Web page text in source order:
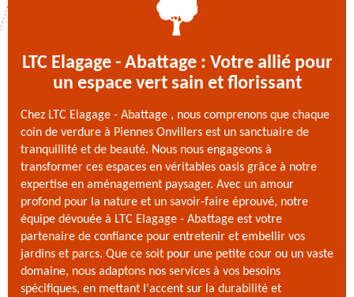
LTC Elagage - Abattage : Votre allié pour
un espace vert sain et florissant
Chez LTC Elagage - Abattage , nous comprenons que chaque
coin de verdure à Piennes Onvillers est un sanctuaire de
tranquillité et de beauté. Nous nous engageons à
transformer ces espaces en véritables oasis grâce à notre
expertise en aménagement paysager. Avec un amour
profond pour la nature et un savoir-faire éprouvé, notre
équipe dévouée à LTC Elagage - Abattage est votre
partenaire de confiance pour entretenir et embellir vos
jardins et parcs. Que ce soit pour une petite cour ou un vaste
domaine, nous adaptons nos services à vos besoins
spécifiques, en mettant l'accent sur la durabilité et